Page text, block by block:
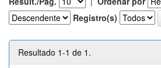
Registro(s)
Resultado 1-1 de 1.